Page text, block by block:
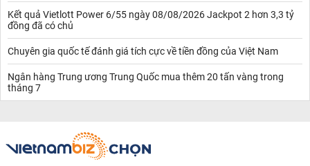
Kết quả Vietlott Power 6/55 ngày 08/08/2026 Jackpot 2 hơn 3,3 tỷ
đồng đã có chủ
Chuyên gia quốc tế đánh giá tích cực về tiền đồng của Việt Nam
Ngân hàng Trung ương Trung Quốc mua thêm 20 tấn vàng trong
tháng 7